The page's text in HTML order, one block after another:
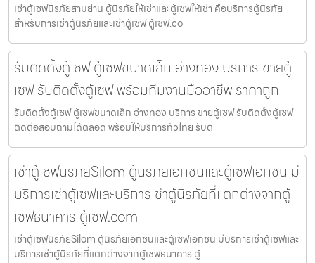
เช่าตู้เซฟนิรภัยสามย่าน ตู้นิรภัยให้เช่าและตู้เซฟให้เช่า คือบริการตู้นิรภัย
สำหรับการเช่าตู้นิรภัยและเช่าตู้เซฟ ตู้เซฟ.co
รับติดตั้งตู้เซฟ ตู้เซฟขนาดเล็ก อ่างทอง บริการ ขายตู้
เซฟ รับติดตั้งตู้เซฟ พร้อมทีมงานมืออาชีพ ราคาถูก
รับติดตั้งตู้เซฟ ตู้เซฟขนาดเล็ก อ่างทอง บริการ ขายตู้เซฟ รับติดตั้งตู้เซฟ
ติดต่อสอบถามได้ตลอด พร้อมให้บริการทั่วไทย รับต
เช่าตู้เซฟนิรภัยSilom ตู้นิรภัยเอกชนและตู้เซฟเอกชน มี
บริการเช่าตู้เซฟและบริการเช่าตู้นิรภัยที่แตกต่างจากตู้
เซฟธนาคาร ตู้เซฟ.com
เช่าตู้เซฟนิรภัยSilom ตู้นิรภัยเอกชนและตู้เซฟเอกชน มีบริการเช่าตู้เซฟและ
บริการเช่าตู้นิรภัยที่แตกต่างจากตู้เซฟธนาคาร ตู้